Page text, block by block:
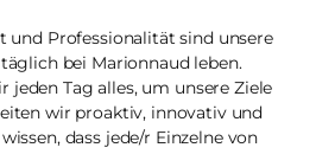
und Professionalität sind unsere
bei Marionnaud leben.
jeden Tag alles, um unsere Ziele
wir proaktiv, innovativ und
dass jede/r Einzelne von